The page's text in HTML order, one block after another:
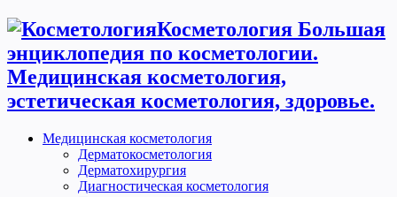
Косметология Большая
энциклопедия по косметологии.
Медицинская косметология,
эстетическая косметология, здоровье.
Медицинская косметология
Дерматокосметология
Дерматохирургия
Диагностическая косметология